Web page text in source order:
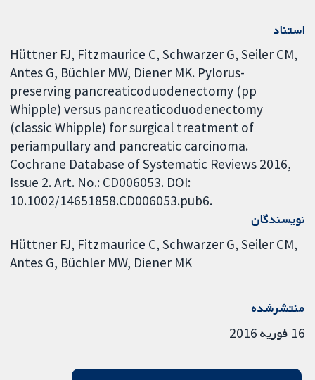
استناد
Hüttner FJ, Fitzmaurice C, Schwarzer G, Seiler CM,
Antes G, Büchler MW, Diener MK. Pylorus-
preserving pancreaticoduodenectomy (pp
Whipple) versus pancreaticoduodenectomy
(classic Whipple) for surgical treatment of
periampullary and pancreatic carcinoma.
Cochrane Database of Systematic Reviews 2016,
Issue 2. Art. No.: CD006053. DOI:
10.1002/14651858.CD006053.pub6.
نویسندگان
Hüttner FJ Fitzmaurice C Schwarzer G Seiler CM
Antes G Büchler MW Diener MK
منتشرشده
16 فوریه 2016